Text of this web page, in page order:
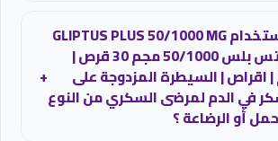
الكلى وإنزيمات الكبد دوريا.
❓ هل يمكن استخدام GLIPTUS PLUS 50/1000 MG
30 TAB - جليبتس بلس 50/1000 مجم 30 قرص |
مجم | اقراص | السيطرة المزدوجة على
في الدم لمرضى السكري من النوع
أو الرضاعة ؟
+